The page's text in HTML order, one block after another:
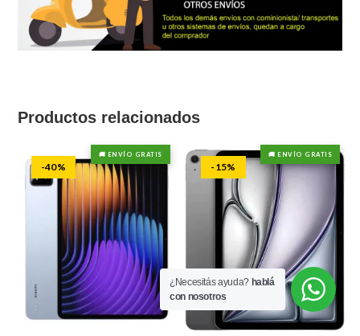
Productos relacionados
🚚 ENVÍO GRATIS
-40%
🚚 ENVÍO GRATIS
-15%
¿Necesitás ayuda? hablá
con nosotros